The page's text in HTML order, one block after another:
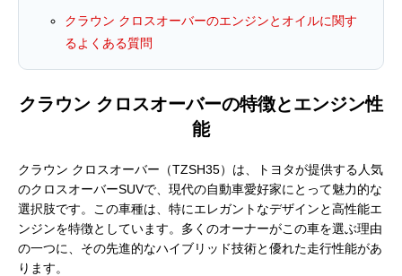
クラウン クロスオーバーのエンジンとオイルに関す
るよくある質問
クラウン クロスオーバーの特徴とエンジン性
能
クラウン クロスオーバー（TZSH35）は、トヨタが提供する人気
のクロスオーバーSUVで、現代の自動車愛好家にとって魅力的な
選択肢です。この車種は、特にエレガントなデザインと高性能エ
ンジンを特徴としています。多くのオーナーがこの車を選ぶ理由
の一つに、その先進的なハイブリッド技術と優れた走行性能があ
ります。